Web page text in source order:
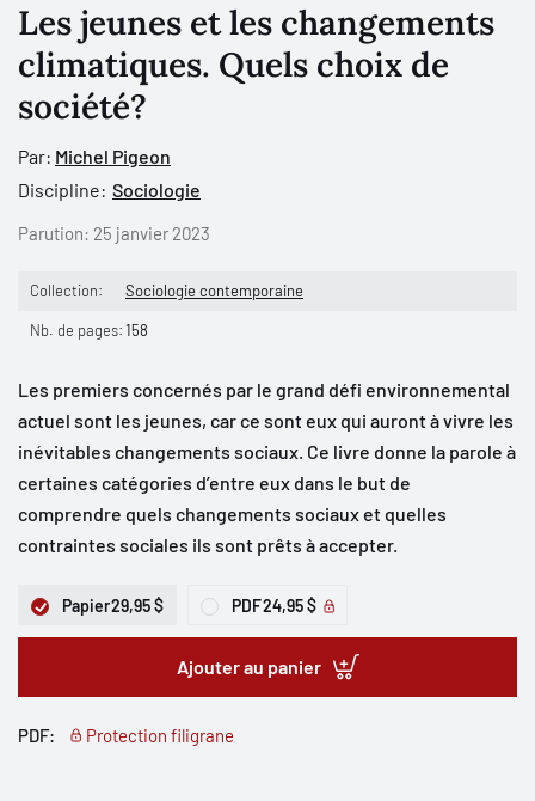
Les jeunes et les changements
climatiques. Quels choix de
société?
Par: Michel Pigeon
Discipline: Sociologie
Parution: 25 janvier 2023
Collection: Sociologie contemporaine
Nb. de pages:158
Les premiers concernés par le grand défi environnemental
actuel sont les jeunes, car ce sont eux qui auront à vivre les
inévitables changements sociaux. Ce livre donne la parole à
certaines catégories d’entre eux dans le but de
comprendre quels changements sociaux et quelles
contraintes sociales ils sont prêts à accepter.
Papier29,95 $ PDF24,95 $
Ajouter au panier
PDF: Protection filigrane